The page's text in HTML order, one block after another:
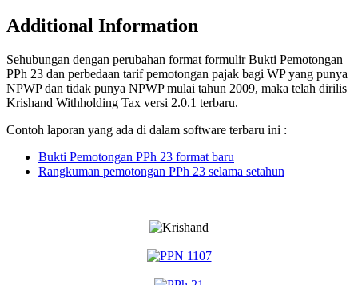
Additional Information
Sehubungan dengan perubahan format formulir Bukti Pemotongan
PPh 23 dan perbedaan tarif pemotongan pajak bagi WP yang punya
NPWP dan tidak punya NPWP mulai tahun 2009, maka telah dirilis
Krishand Withholding Tax versi 2.0.1 terbaru.
Contoh laporan yang ada di dalam software terbaru ini :
Bukti Pemotongan PPh 23 format baru
Rangkuman pemotongan PPh 23 selama setahun